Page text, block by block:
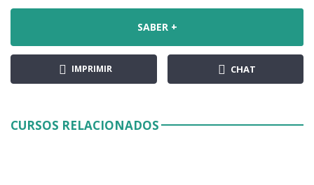
SABER +
IMPRIMIR CHAT
CURSOS RELACIONADOS